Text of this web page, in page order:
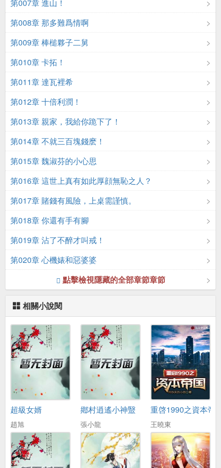
第007章 進山！
第008章 那多難爲情啊
第009章 棒槌夥子二舅
第010章 卡拓！
第011章 達瓦裡希
第012章 十倍利潤！
第013章 親家，我給你跪下了！
第014章 不就三百塊錢麽！
第015章 魏淑芬的小心思
第016章 這世上真有如此厚顔無恥之人？
第017章 賭錢有風險，上桌需謹慎。
第018章 你還有手有腳
第019章 沾了不醉才叫戒！
第020章 心機婊和惡婆婆
點擊檢視隱藏的全部章節章節
相關小說閱
超級女婿
趙旭
鄕村逍遙小神毉
張小龍
重啓1990之資本帝
王曉東